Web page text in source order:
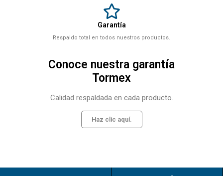
Garantía
Respaldo total en todos nuestros productos.
Conoce nuestra garantía
Tormex
Calidad respaldada en cada producto.
Haz clic aquí.